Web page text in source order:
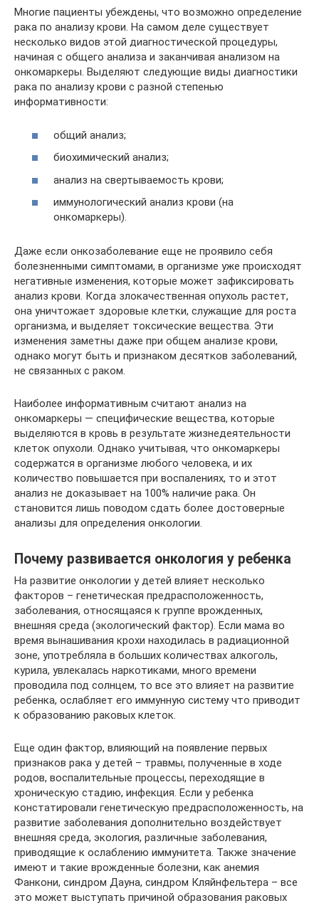
Многие пациенты убеждены, что возможно определение
рака по анализу крови. На самом деле существует
несколько видов этой диагностической процедуры,
начиная с общего анализа и заканчивая анализом на
онкомаркеры. Выделяют следующие виды диагностики
рака по анализу крови с разной степенью
информативности:
общий анализ;
биохимический анализ;
анализ на свертываемость крови;
иммунологический анализ крови (на
онкомаркеры).
Даже если онкозаболевание еще не проявило себя
болезненными симптомами, в организме уже происходят
негативные изменения, которые может зафиксировать
анализ крови. Когда злокачественная опухоль растет,
она уничтожает здоровые клетки, служащие для роста
организма, и выделяет токсические вещества. Эти
изменения заметны даже при общем анализе крови,
однако могут быть и признаком десятков заболеваний,
не связанных с раком.
Наиболее информативным считают анализ на
онкомаркеры — специфические вещества, которые
выделяются в кровь в результате жизнедеятельности
клеток опухоли. Однако учитывая, что онкомаркеры
содержатся в организме любого человека, и их
количество повышается при воспалениях, то и этот
анализ не доказывает на 100% наличие рака. Он
становится лишь поводом сдать более достоверные
анализы для определения онкологии.
Почему развивается онкология у ребенка
На развитие онкологии у детей влияет несколько
факторов – генетическая предрасположенность,
заболевания, относящаяся к группе врожденных,
внешняя среда (экологический фактор). Если мама во
время вынашивания крохи находилась в радиационной
зоне, употребляла в больших количествах алкоголь,
курила, увлекалась наркотиками, много времени
проводила под солнцем, то все это влияет на развитие
ребенка, ослабляет его иммунную систему что приводит
к образованию раковых клеток.
Еще один фактор, влияющий на появление первых
признаков рака у детей – травмы, полученные в ходе
родов, воспалительные процессы, переходящие в
хроническую стадию, инфекция. Если у ребенка
констатировали генетическую предрасположенность, на
развитие заболевания дополнительно воздействует
внешняя среда, экология, различные заболевания,
приводящие к ослаблению иммунитета. Также значение
имеют и такие врожденные болезни, как анемия
Фанкони, синдром Дауна, синдром Кляйнфельтера – все
это может выступать причиной образования раковых